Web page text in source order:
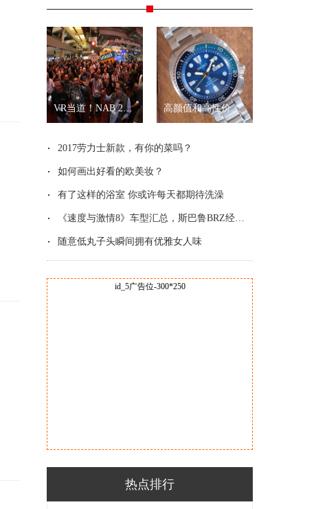
VR当道！NAB 2017展会全景拍摄新品一览 高颜值和高性价比？就是精工“乌龟”和“武士”
2017劳力士新款，有你的菜吗？
如何画出好看的欧美妆？
有了这样的浴室 你或许每天都期待洗澡
《速度与激情8》车型汇总，斯巴鲁BRZ经典改
随意低丸子头瞬间拥有优雅女人味
id_5广告位-300*250
热点排行